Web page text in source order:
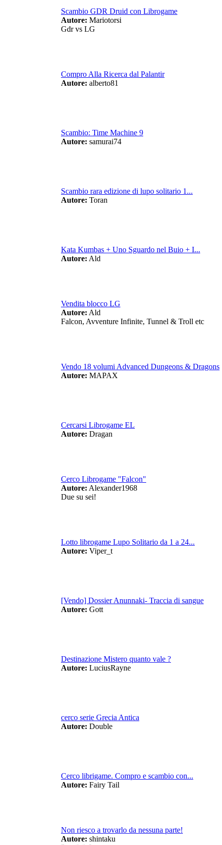
Scambio GDR Druid con Librogame
Autore: Mariotorsi
Gdr vs LG
Compro Alla Ricerca dal Palantir
Autore: alberto81
Scambio: Time Machine 9
Autore: samurai74
Scambio rara edizione di lupo solitario 1...
Autore: Toran
Kata Kumbas + Uno Sguardo nel Buio + I...
Autore: Ald
Vendita blocco LG
Autore: Ald
Falcon, Avventure Infinite, Tunnel & Troll etc
Vendo 18 volumi Advanced Dungeons & Dragons
Autore: MAPAX
Cercarsi Librogame EL
Autore: Dragan
Cerco Librogame "Falcon"
Autore: Alexander1968
Due su sei!
Lotto librogame Lupo Solitario da 1 a 24...
Autore: Viper_t
[Vendo] Dossier Anunnaki- Traccia di sangue
Autore: Gott
Destinazione Mistero quanto vale ?
Autore: LuciusRayne
cerco serie Grecia Antica
Autore: Double
Cerco librigame. Compro e scambio con...
Autore: Fairy Tail
Non riesco a trovarlo da nessuna parte!
Autore: shintaku